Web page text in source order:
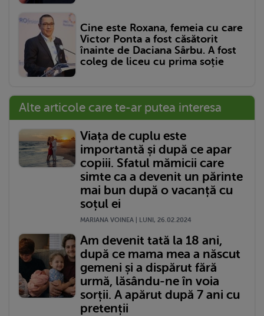
Cine este Roxana, femeia cu care
Victor Ponta a fost căsătorit
înainte de Daciana Sârbu. A fost
coleg de liceu cu prima soție
Alte articole care te-ar putea interesa
Viața de cuplu este
importantă și după ce apar
copiii. Sfatul mămicii care
simte ca a devenit un părinte
mai bun după o vacanță cu
soțul ei
MARIANA VOINEA | LUNI, 26.02.2024
Am devenit tată la 18 ani,
după ce mama mea a născut
gemeni și a dispărut fără
urmă, lăsându-ne în voia
sorții. A apărut după 7 ani cu
pretenții